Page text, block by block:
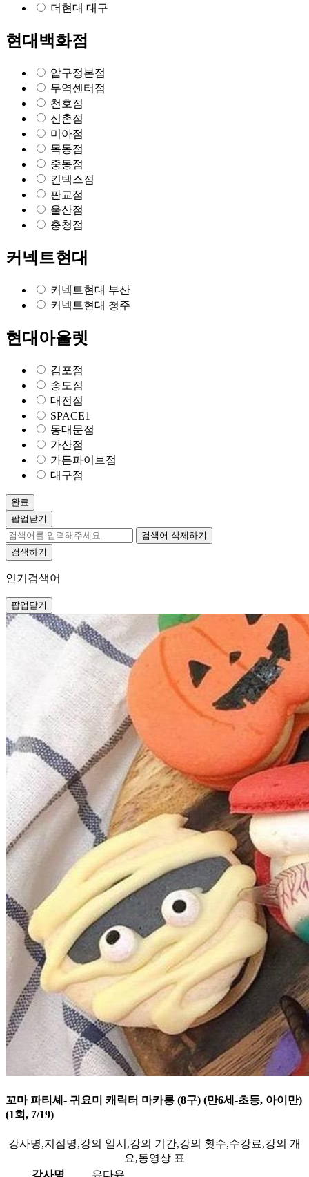
더현대 대구
현대백화점
압구정본점
무역센터점
천호점
신촌점
미아점
목동점
중동점
킨텍스점
판교점
울산점
충청점
커넥트현대
커넥트현대 부산
커넥트현대 청주
현대아울렛
김포점
송도점
대전점
SPACE1
동대문점
가산점
가든파이브점
대구점
완료
팝업닫기
검색어 삭제하기
검색하기
인기검색어
팝업닫기
꼬마 파티셰- 귀요미 캐릭터 마카롱 (8구) (만6세-초등, 아이만)
(1회, 7/19)
강사명,지점명,강의 일시,강의 기간,강의 횟수,수강료,강의 개
요,동영상 표